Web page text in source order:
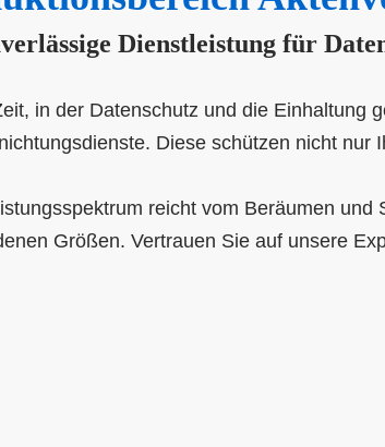
Dienstleistung für
in der Datenschutz und die Einhaltung
Diese schützen nicht nur
reicht vom Beräumen
Größen. Vertrauen Sie auf unsere